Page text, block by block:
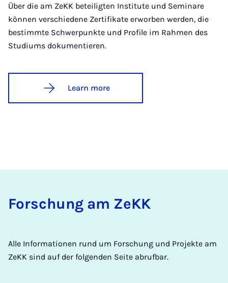
Über die am ZeKK beteiligten Institute und Seminare
können verschiedene Zertifikate erworben werden, die
bestimmte Schwerpunkte und Profile im Rahmen des
Studiums dokumentieren.
Learn more
Forschung am ZeKK
Alle Informationen rund um Forschung und Projekte am
ZeKK sind auf der folgenden Seite abrufbar.